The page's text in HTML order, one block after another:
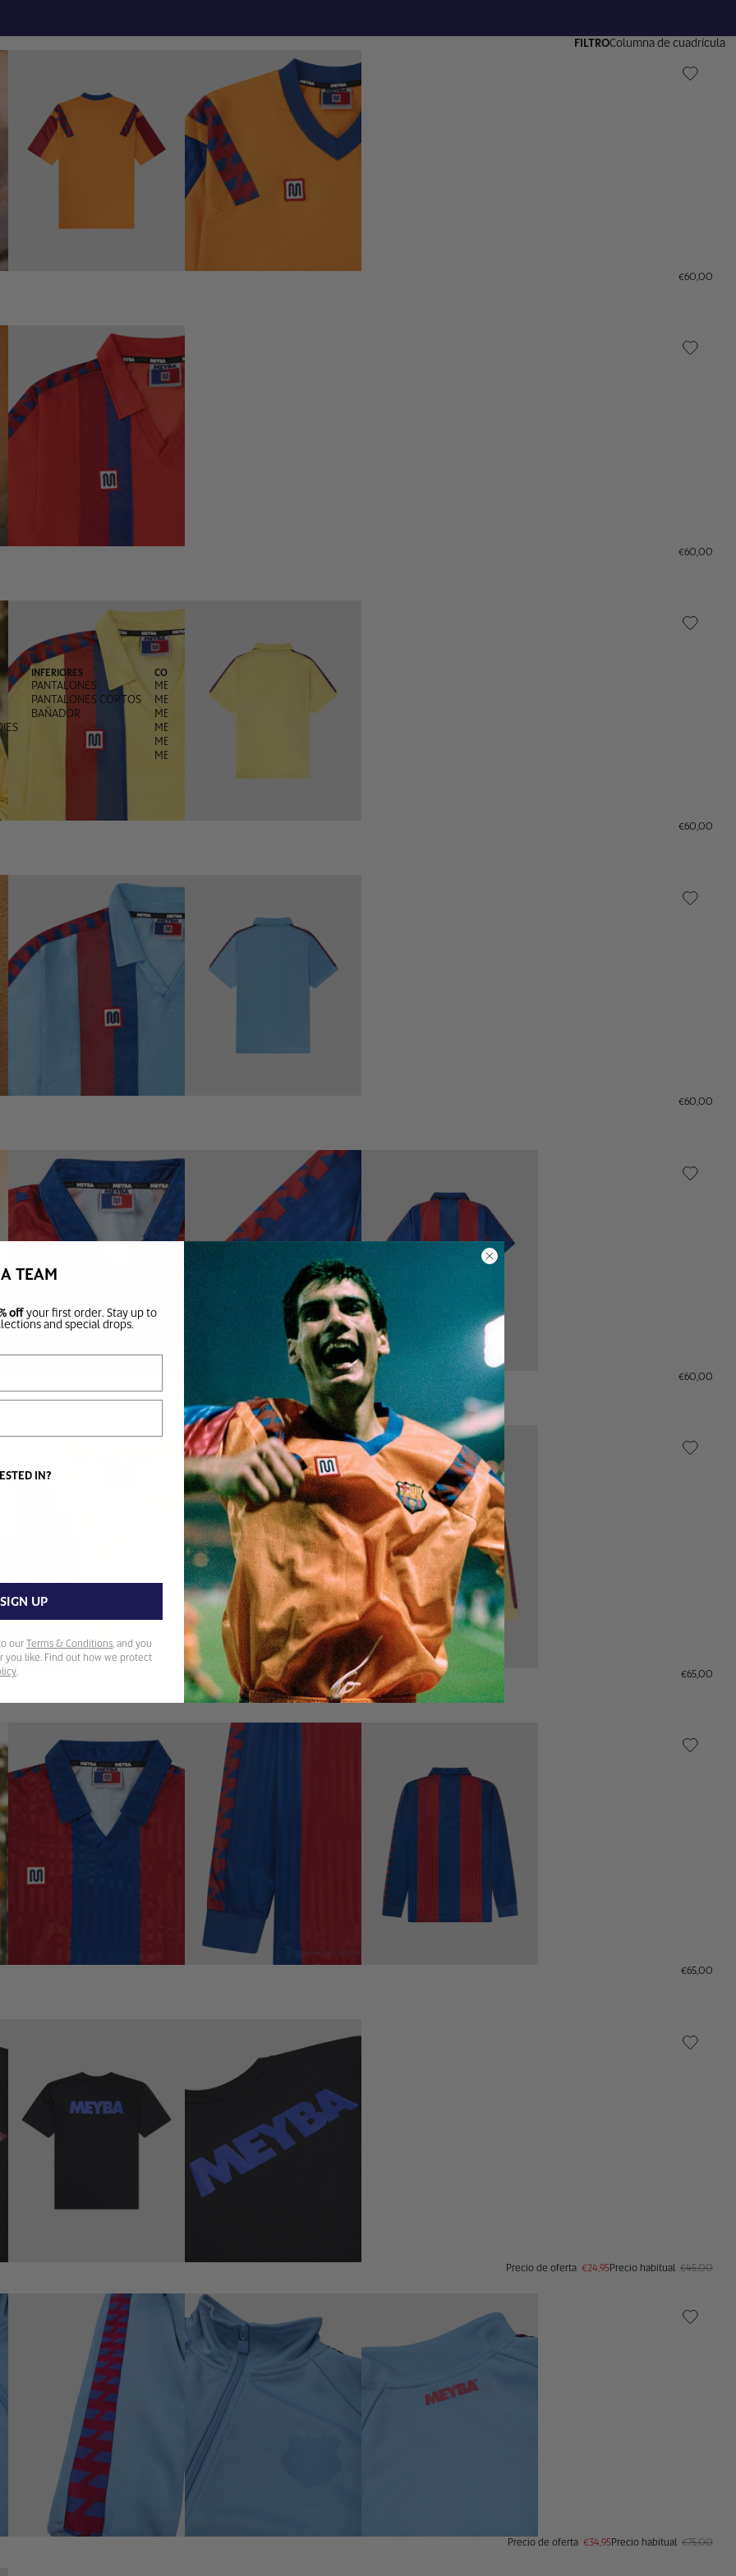
INFERIORES
PANTALONES
PANTALONES CORTOS
BAÑADOR
COLABORACIONES
MEYBA X FRED PERRY
MEYBA X PACHANGA
MEYBA X MONEGROS
MEYBA X ANDREA OLIVA
MEYBA X DEFECTED
MEYBA X DOWNLOAD
BOLSAS
FILTROColumna de cuadrícula
€60,00
€60,00
€60,00
€60,00
€60,00
€65,00
€65,00
Precio de oferta €24,95Precio habitual €45,00
Precio de oferta €34,95Precio habitual €75,00
TEAM
offyour first order. Stay up to
and special drops.
IN?
SIGN UP
ourTerms & Conditions, and you
you like. Find out how we protect
.